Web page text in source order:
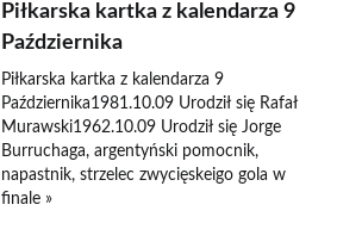
Piłkarska kartka z kalendarza 9
Października
Piłkarska kartka z kalendarza 9
Października1981.10.09 Urodził się Rafał
Murawski1962.10.09 Urodził się Jorge
Burruchaga, argentyński pomocnik,
napastnik, strzelec zwycięskeigo gola w
finale »